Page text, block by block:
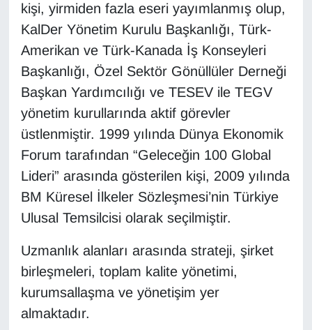
kişi, yirmiden fazla eseri yayımlanmış olup,
KalDer Yönetim Kurulu Başkanlığı, Türk-
Amerikan ve Türk-Kanada İş Konseyleri
Başkanlığı, Özel Sektör Gönüllüler Derneği
Başkan Yardımcılığı ve TESEV ile TEGV
yönetim kurullarında aktif görevler
üstlenmiştir. 1999 yılında Dünya Ekonomik
Forum tarafından “Geleceğin 100 Global
Lideri” arasında gösterilen kişi, 2009 yılında
BM Küresel İlkeler Sözleşmesi’nin Türkiye
Ulusal Temsilcisi olarak seçilmiştir.
Uzmanlık alanları arasında strateji, şirket
birleşmeleri, toplam kalite yönetimi,
kurumsallaşma ve yönetişim yer
almaktadır.
ONE EKONOMİ
POLİTİKA
Resmi İlanlar
RÖPORTAJ
SAĞLIK
Seri İlan
SİYASET